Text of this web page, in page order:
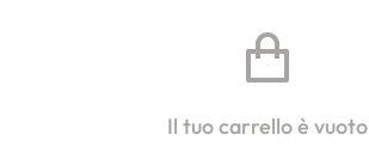
Il tuo carrello è vuoto